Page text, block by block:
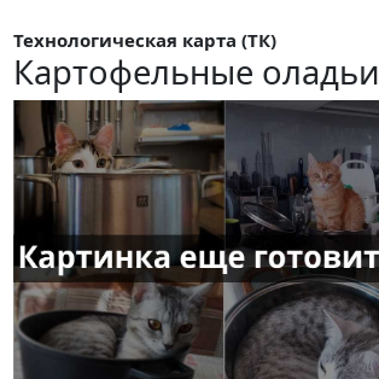
Технологическая карта (ТК)
Картофельные оладьи